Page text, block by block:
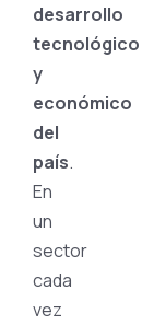
desarrollo
tecnológico
y
económico
del
país.
En
un
sector
cada
vez